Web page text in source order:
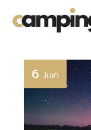
the
content
6 Juin